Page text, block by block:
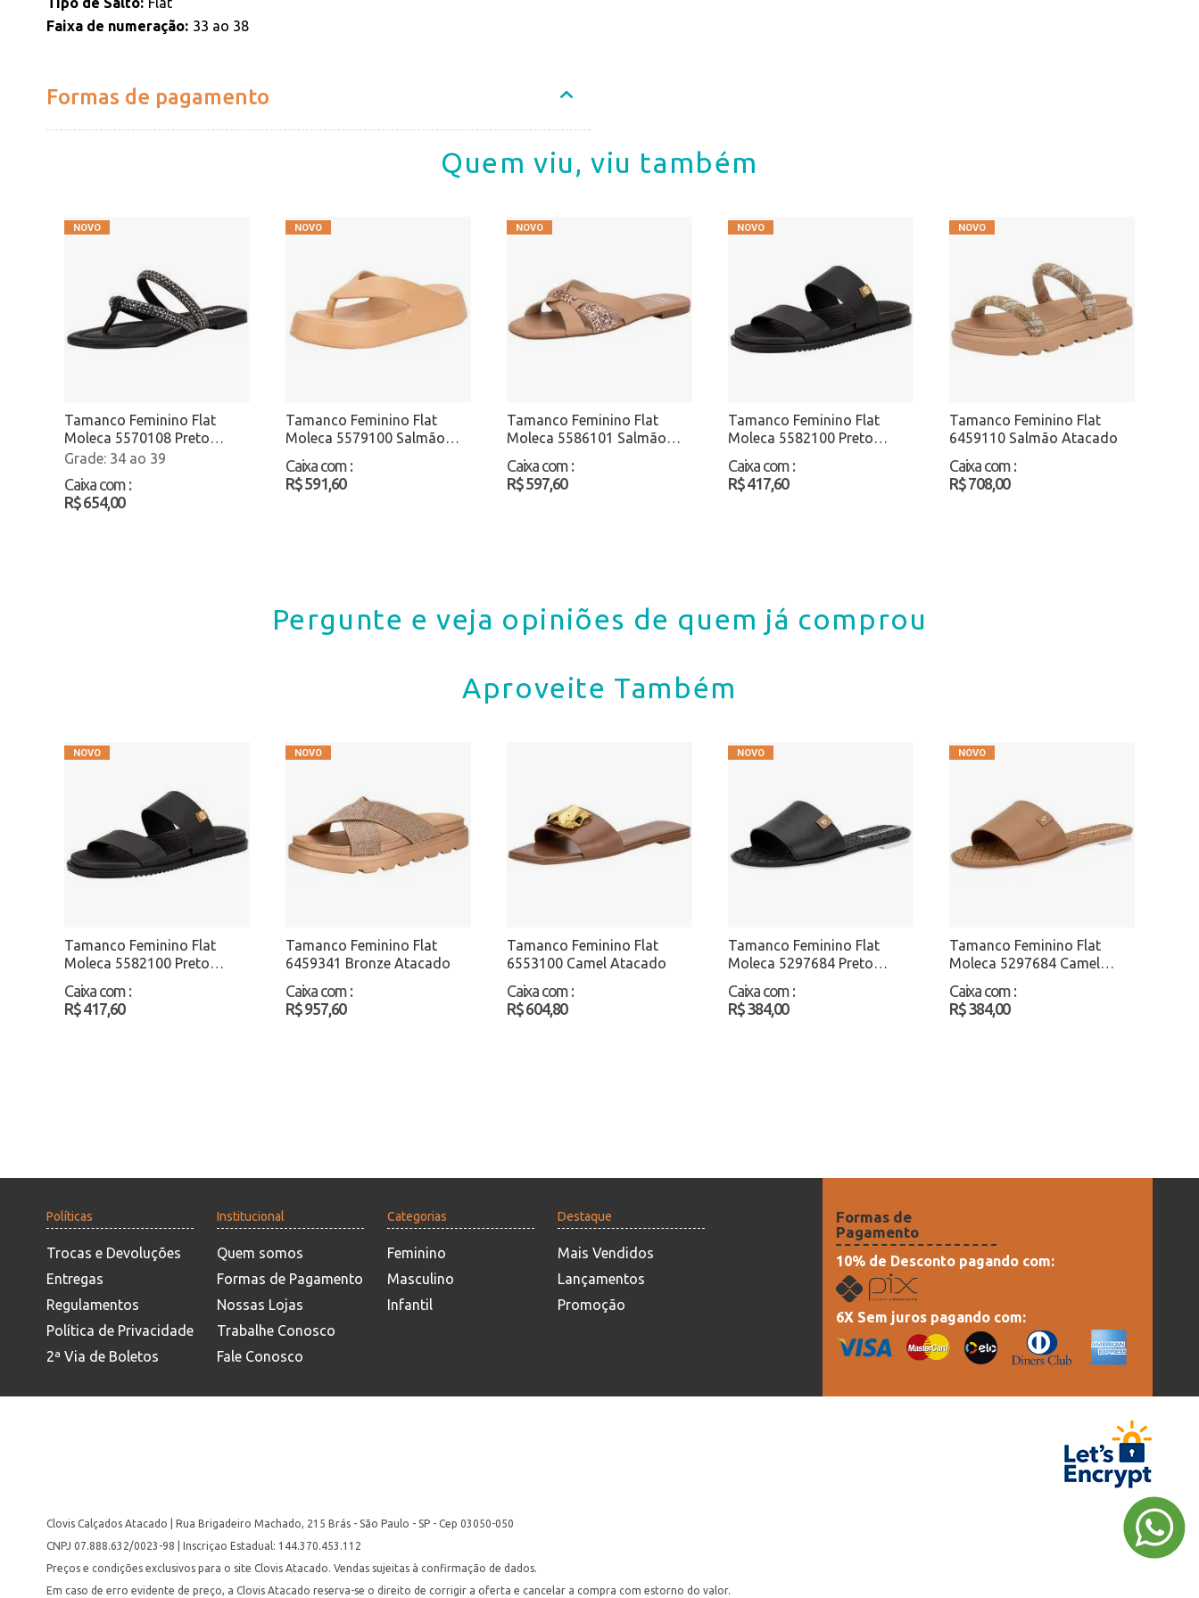
Faixa de numeração 33 ao 38
Formas de pagamento
Quem viu, viu também
Tamanco Feminino Flat
Moleca 5570108 Preto
Atacado34 ao 39
Caixa com :
R$ 654,00
Tamanco Feminino Flat
Moleca 5579100 Salmão
Atacado
Caixa com :
R$ 591,60
Tamanco Feminino Flat
Moleca 5586101 Salmão
Atacado
Caixa com :
R$ 597,60
Tamanco Feminino Flat
Moleca 5582100 Preto
Atacado
Caixa com :
R$ 417,60
Tamanco Feminino Flat
6459110 Salmão Atacado
Caixa com :
R$ 708,00
Pergunte e veja opiniões de quem já comprou
Aproveite Também
Tamanco Feminino Flat
Moleca 5582100 Preto
Atacado
Caixa com :
R$ 417,60
Tamanco Feminino Flat
6459341 Bronze Atacado
Caixa com :
R$ 957,60
Tamanco Feminino Flat
6553100 Camel Atacado
Caixa com :
R$ 604,80
Tamanco Feminino Flat
Moleca 5297684 Preto
Atacado
Caixa com :
R$ 384,00
Tamanco Feminino Flat
Moleca 5297684 Camel
Atacado
Caixa com :
R$ 384,00
Políticas
Trocas e Devoluções
Entregas
Regulamentos
Política de Privacidade
2ª Via de Boletos
Institucional
Quem somos
Formas de Pagamento
Nossas Lojas
Trabalhe Conosco
Fale Conosco
Categorias
Feminino
Masculino
Infantil
Destaque
Mais Vendidos
Lançamentos
Promoção
Formas de
Pagamento
10% de Desconto pagando com:
6X Sem juros pagando com:
Clovis Calçados Atacado | Rua Brigadeiro Machado, 215 Brás - São Paulo - SP - Cep 03050-050
CNPJ 07.888.632/0023-98 | Inscriçao Estadual: 144.370.453.112
Preços e condições exclusivos para o site Clovis Atacado. Vendas sujeitas à confirmação de dados.
Em caso de erro evidente de preço, a Clovis Atacado reserva-se o direito de corrigir a oferta e cancelar a compra com estorno do valor.